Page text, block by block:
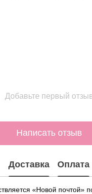
Добавьте первый
Написать отзыв
Доставка Оплата
«Новой почтой»